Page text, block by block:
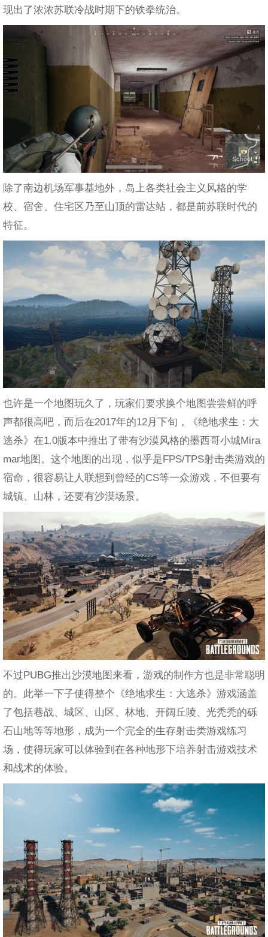
现出了浓浓苏联冷战时期下的铁拳统治。
除了南边机场军事基地外，岛上各类社会主义风格的学
校、宿舍、住宅区乃至山顶的雷达站，都是前苏联时代的
特征。
也许是一个地图玩久了，玩家们要求换个地图尝尝鲜的呼
声都很高吧，而后在2017年的12月下旬，《绝地求生：大
逃杀》在1.0版本中推出了带有沙漠风格的墨西哥小城Mira
mar地图。这个地图的出现，似乎是FPS/TPS射击类游戏的
宿命，很容易让人联想到曾经的CS等一众游戏，不但要有
城镇、山林，还要有沙漠场景。
不过PUBG推出沙漠地图来看，游戏的制作方也是非常聪明
的。此举一下子使得整个《绝地求生：大逃杀》游戏涵盖
了包括巷战、城区、山区、林地、开阔丘陵、光秃秃的砾
石山地等等地形，成为一个完全的生存射击类游戏练习
场，使得玩家可以体验到在各种地形下培养射击游戏技术
和战术的体验。